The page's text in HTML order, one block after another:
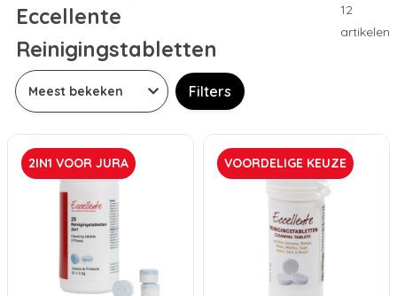
Eccellente
Reinigingstabletten
12
artikelen
Filters
2IN1 VOOR JURA VOORDELIGE KEUZE